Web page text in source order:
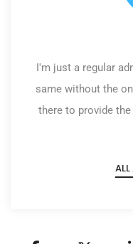
I'm just a regular
same without the
there to provide